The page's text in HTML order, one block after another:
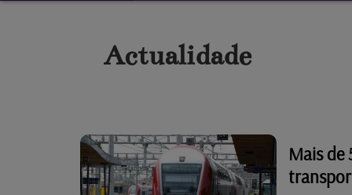
Actualidade
Mais de